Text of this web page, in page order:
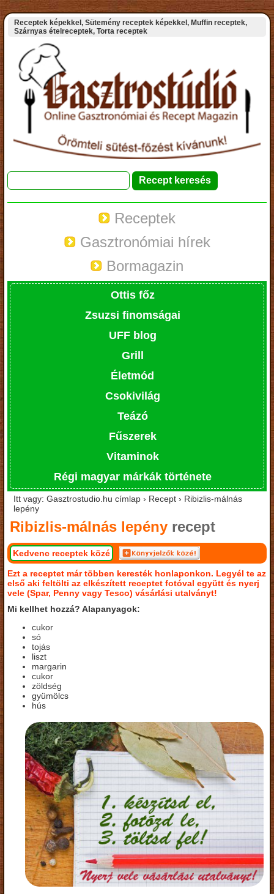
Receptek képekkel, Sütemény receptek képekkel, Muffin receptek,
Szárnyas ételreceptek, Torta receptek
Receptek
Gasztronómiai hírek
Bormagazin
Ottis főz
Zsuzsi finomságai
UFF blog
Grill
Életmód
Csokivilág
Teázó
Fűszerek
Vitaminok
Régi magyar márkák története
Itt vagy: Gasztrostudio.hu címlap › Recept › Ribizlis-málnás
lepény
Ribizlis-málnás lepény recept
Kedvenc receptek közé
Ezt a receptet már többen keresték honlaponkon. Legyél te az
első aki feltölti az elkészített receptet fotóval együtt és nyerj
vele (Spar, Penny vagy Tesco) vásárlási utalványt!
Mi kellhet hozzá? Alapanyagok:
cukor
só
tojás
liszt
margarin
cukor
zöldség
gyümölcs
hús